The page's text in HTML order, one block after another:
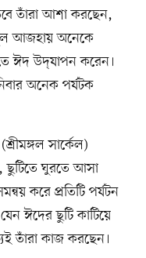
তাঁরা আশা করছেন,
আজহায় অনেকে
ঈদ উদ্‌যাপন করেন।
অনেক পর্যটক
সার্কেল)
ঘুরতে আসা
করে প্রতিটি পর্যটন
ঈদের ছুটি কাটিয়ে
তাঁরা কাজ করছেন।